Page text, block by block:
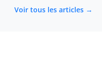
Voir tous les articles →